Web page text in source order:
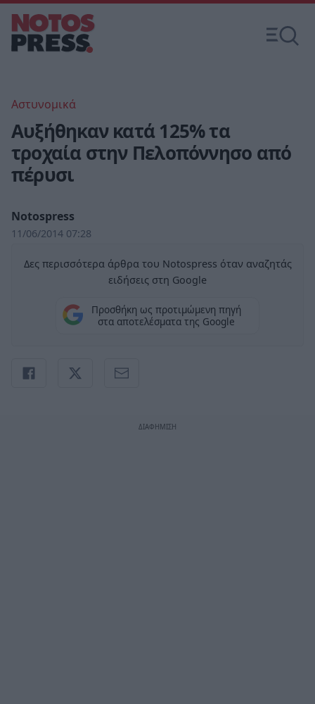
Αστυνομικά
Αυξήθηκαν κατά 125% τα
τροχαία στην Πελοπόννησο από
πέρυσι
Notospress
11/06/2014 07:28
Δες περισσότερα άρθρα του Notospress όταν αναζητάς
ειδήσεις στη Google
Προσθήκη ως προτιμώμενη πηγή
στα αποτελέσματα της Google